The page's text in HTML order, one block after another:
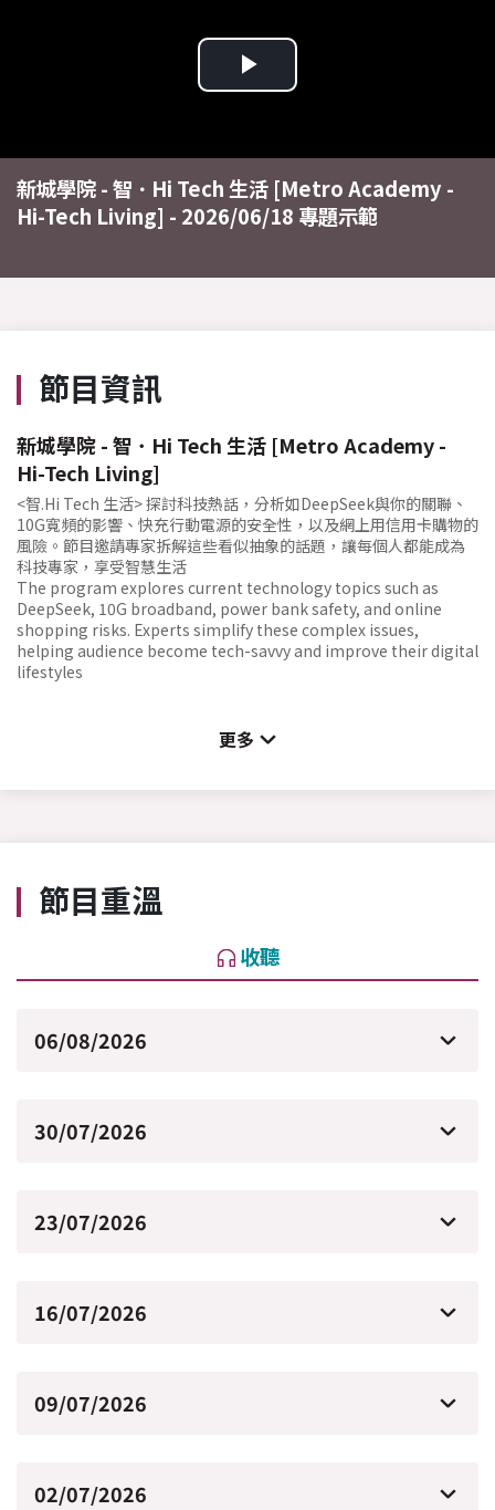
Play
新城學院 - 智 ･ Hi Tech 生活 [Metro Academy -
Hi-Tech Living] - 2026/06/18 專題示範
節目資訊
新城學院 - 智 ･ Hi Tech 生活 [Metro Academy -
Hi-Tech Living]
<智.Hi Tech 生活> 探討科技熱話，分析如DeepSeek與你的關聯、
10G寬頻的影響、快充行動電源的安全性，以及網上用信用卡購物的
風險。節目邀請專家拆解這些看似抽象的話題，讓每個人都能成為
科技專家，享受智慧生活
The program explores current technology topics such as
DeepSeek, 10G broadband, power bank safety, and online
shopping risks. Experts simplify these complex issues,
helping audience become tech-savvy and improve their digital
lifestyles
更多
節目重溫
收聽
06/08/2026
30/07/2026
23/07/2026
16/07/2026
09/07/2026
02/07/2026